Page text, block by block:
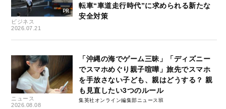
ビジネス
2026.07.21
転車“車道走行時代”に求められる新たな
安全対策
ニュース
2026.08.08
「沖縄の海でゲーム三昧」「ディズニー
でスマホめぐり親子喧嘩」旅先でスマホ
を手放さない子ども、親はどうする？ 親
も見直したい3つのルール
集英社オンライン編集部ニュース班